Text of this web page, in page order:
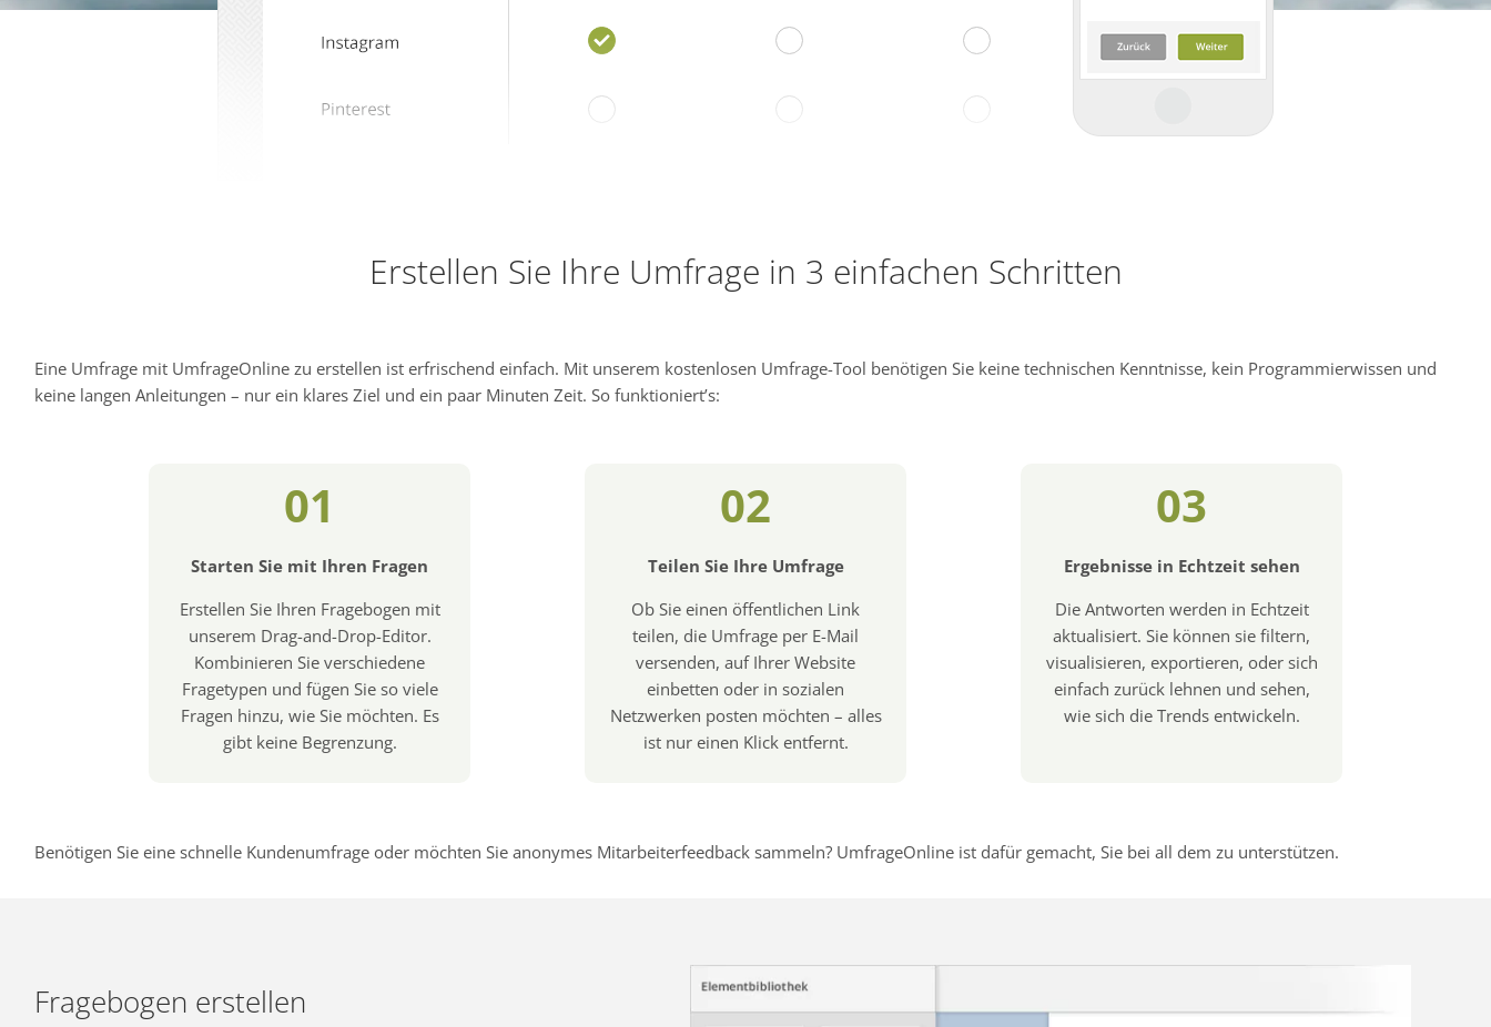
Erstellen Sie Ihre Umfrage in 3 einfachen Schritten
Eine Umfrage mit UmfrageOnline zu erstellen ist erfrischend einfach. Mit unserem kostenlosen Umfrage-Tool benötigen Sie keine technischen Kenntnisse, kein Programmierwissen und
keine langen Anleitungen – nur ein klares Ziel und ein paar Minuten Zeit. So funktioniert’s:
01
Starten Sie mit Ihren Fragen
Erstellen Sie Ihren Fragebogen mit
unserem Drag-and-Drop-Editor.
Kombinieren Sie verschiedene
Fragetypen und fügen Sie so viele
Fragen hinzu, wie Sie möchten. Es
gibt keine Begrenzung.
02
Teilen Sie Ihre Umfrage
Ob Sie einen öffentlichen Link
teilen, die Umfrage per E-Mail
versenden, auf Ihrer Website
einbetten oder in sozialen
Netzwerken posten möchten – alles
ist nur einen Klick entfernt.
03
Ergebnisse in Echtzeit sehen
Die Antworten werden in Echtzeit
aktualisiert. Sie können sie filtern,
visualisieren, exportieren, oder sich
einfach zurück lehnen und sehen,
wie sich die Trends entwickeln.
Benötigen Sie eine schnelle Kundenumfrage oder möchten Sie anonymes Mitarbeiterfeedback sammeln? UmfrageOnline ist dafür gemacht, Sie bei all dem zu unterstützen.
Fragebogen erstellen